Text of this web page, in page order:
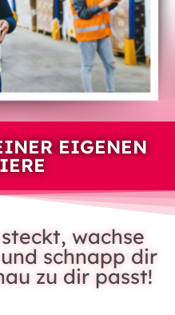
EIGENEN
wachse
schnapp dir
zu dir passt!